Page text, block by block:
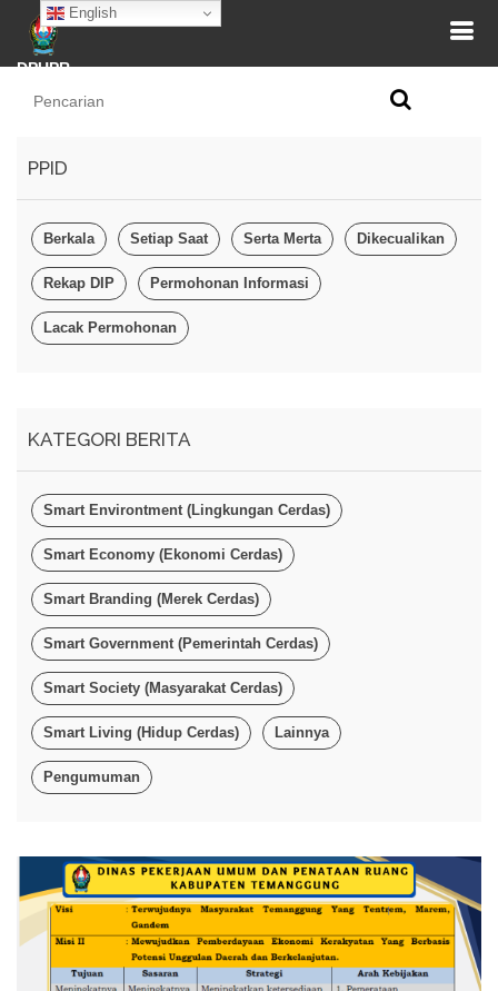
English
DPUPR
PPID
Berkala Setiap Saat Serta Merta Dikecualikan
Rekap DIP Permohonan Informasi
Lacak Permohonan
KATEGORI BERITA
Smart Environtment (Lingkungan Cerdas)
Smart Economy (Ekonomi Cerdas)
Smart Branding (Merek Cerdas)
Smart Government (Pemerintah Cerdas)
Smart Society (Masyarakat Cerdas)
Smart Living (Hidup Cerdas) Lainnya
Pengumuman